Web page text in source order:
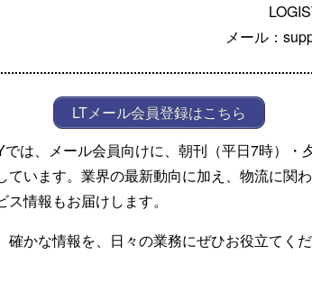
メール：
LTメール会員登録はこちら
では、メール会員向けに、朝刊（平日7時）・
ています。業界の最新動向に加え、物流に関
情報もお届けします。
確かな情報を、日々の業務にぜひお役立てくだ